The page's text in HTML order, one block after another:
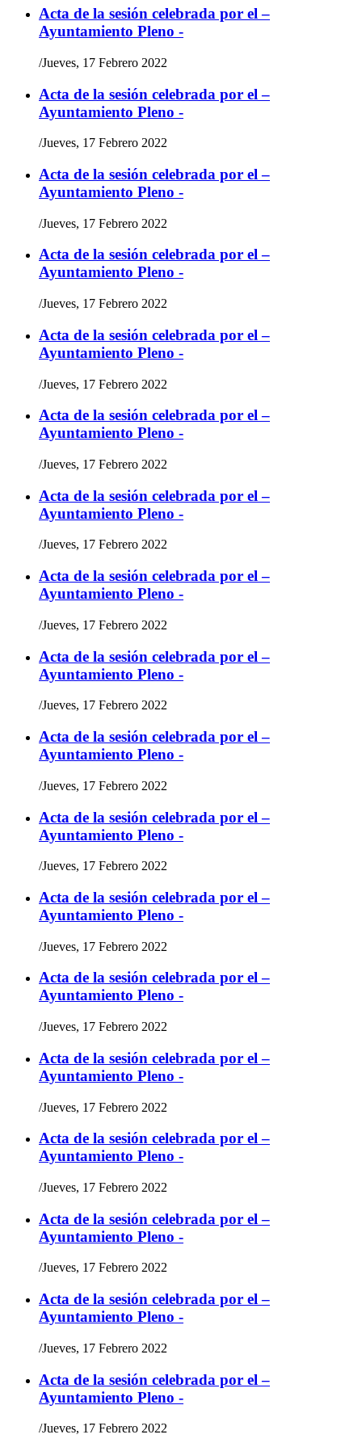
Acta de la sesión celebrada por el –
Ayuntamiento Pleno -
/Jueves, 17 Febrero 2022
Acta de la sesión celebrada por el –
Ayuntamiento Pleno -
/Jueves, 17 Febrero 2022
Acta de la sesión celebrada por el –
Ayuntamiento Pleno -
/Jueves, 17 Febrero 2022
Acta de la sesión celebrada por el –
Ayuntamiento Pleno -
/Jueves, 17 Febrero 2022
Acta de la sesión celebrada por el –
Ayuntamiento Pleno -
/Jueves, 17 Febrero 2022
Acta de la sesión celebrada por el –
Ayuntamiento Pleno -
/Jueves, 17 Febrero 2022
Acta de la sesión celebrada por el –
Ayuntamiento Pleno -
/Jueves, 17 Febrero 2022
Acta de la sesión celebrada por el –
Ayuntamiento Pleno -
/Jueves, 17 Febrero 2022
Acta de la sesión celebrada por el –
Ayuntamiento Pleno -
/Jueves, 17 Febrero 2022
Acta de la sesión celebrada por el –
Ayuntamiento Pleno -
/Jueves, 17 Febrero 2022
Acta de la sesión celebrada por el –
Ayuntamiento Pleno -
/Jueves, 17 Febrero 2022
Acta de la sesión celebrada por el –
Ayuntamiento Pleno -
/Jueves, 17 Febrero 2022
Acta de la sesión celebrada por el –
Ayuntamiento Pleno -
/Jueves, 17 Febrero 2022
Acta de la sesión celebrada por el –
Ayuntamiento Pleno -
/Jueves, 17 Febrero 2022
Acta de la sesión celebrada por el –
Ayuntamiento Pleno -
/Jueves, 17 Febrero 2022
Acta de la sesión celebrada por el –
Ayuntamiento Pleno -
/Jueves, 17 Febrero 2022
Acta de la sesión celebrada por el –
Ayuntamiento Pleno -
/Jueves, 17 Febrero 2022
Acta de la sesión celebrada por el –
Ayuntamiento Pleno -
/Jueves, 17 Febrero 2022